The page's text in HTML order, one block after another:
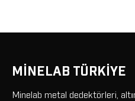
MİNELAB TÜRKİYE
Minelab metal dedektörleri,